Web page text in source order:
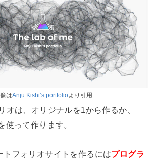
はAnju Kishi’s portfolioより引用
オは、オリジナルを1から作るか、
使って作ります。
トフォリオサイトを作るにはプログラ